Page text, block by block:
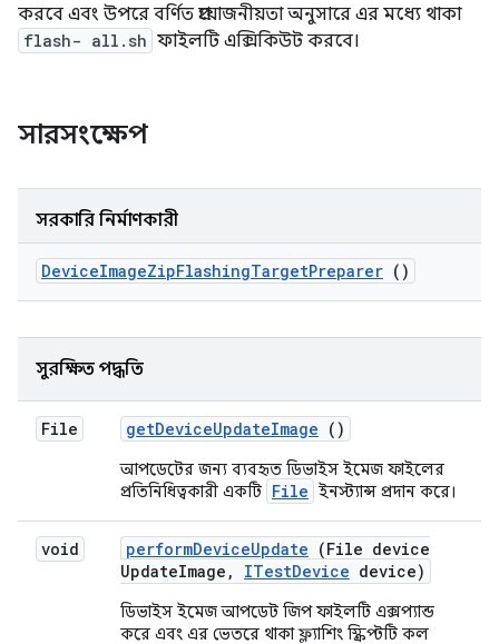
করবে এবং উপরে বর্ণিত প্রয়োজনীয়তা অনুসারে এর মধ্যে থাকা
flash- all.sh ফাইলটি এক্সিকিউট করবে।
সারসংক্ষেপ
সরকারি নির্মাণকারী
DeviceImageZipFlashingTargetPreparer ()
সুরক্ষিত পদ্ধতি
File getDeviceUpdateImage ()
আপডেটের জন্য ব্যবহৃত ডিভাইস ইমেজ ফাইলের
প্রতিনিধিত্বকারী একটি File ইনস্ট্যান্স প্রদান করে।
void performDeviceUpdate (File device
UpdateImage , ITestDevice device)
ডিভাইস ইমেজ আপডেট জিপ ফাইলটি এক্সপ্যান্ড
করে এবং এর ভেতরে থাকা ফ্ল্যাশিং স্ক্রিপ্টটি কল